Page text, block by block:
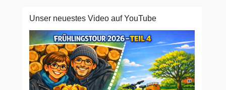
Unser neuestes Video auf YouTube